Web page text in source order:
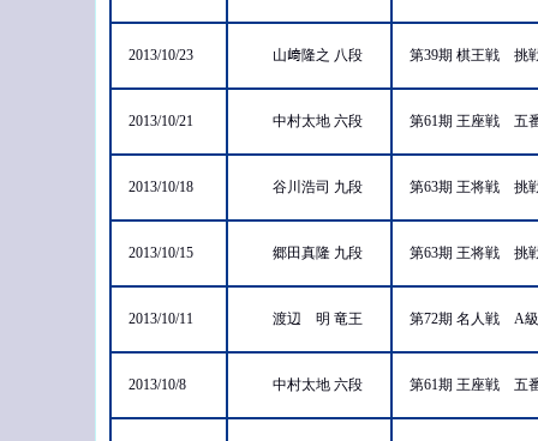
2013/10/23 山﨑隆之 八段 第39期 棋王戦 挑
2013/10/21 中村太地 六段 第61期 王座戦 五
2013/10/18 谷川浩司 九段 第63期 王将戦 挑
2013/10/15 郷田真隆 九段 第63期 王将戦 挑
2013/10/11 渡辺 明 竜王 第72期 名人戦 A
2013/10/8 中村太地 六段 第61期 王座戦 五